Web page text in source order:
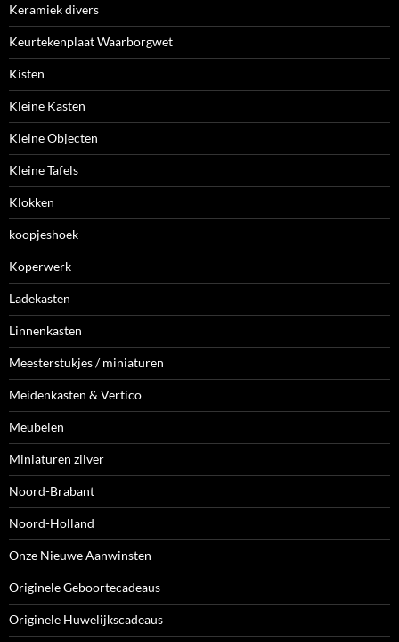
Keramiek divers
Keurtekenplaat Waarborgwet
Kisten
Kleine Kasten
Kleine Objecten
Kleine Tafels
Klokken
koopjeshoek
Koperwerk
Ladekasten
Linnenkasten
Meesterstukjes / miniaturen
Meidenkasten & Vertico
Meubelen
Miniaturen zilver
Noord-Brabant
Noord-Holland
Onze Nieuwe Aanwinsten
Originele Geboortecadeaus
Originele Huwelijkscadeaus